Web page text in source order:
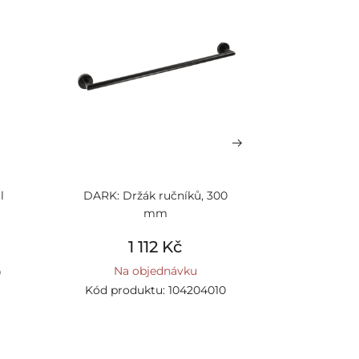
DARK: Držák ručníků, 300
mm
1 112 Kč
Na objednávku
Kód produktu: 104204010